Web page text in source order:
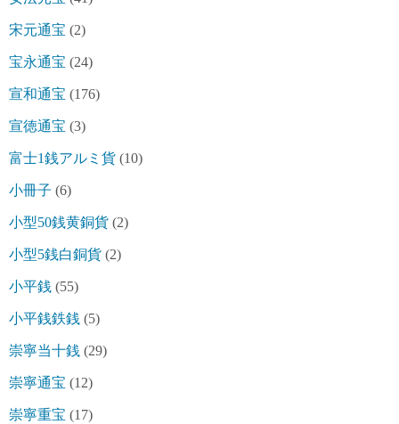
宋元通宝 (2)
宝永通宝 (24)
宣和通宝 (176)
宣徳通宝 (3)
富士1銭アルミ貨 (10)
小冊子 (6)
小型50銭黄銅貨 (2)
小型5銭白銅貨 (2)
小平銭 (55)
小平銭鉄銭 (5)
崇寧当十銭 (29)
崇寧通宝 (12)
崇寧重宝 (17)